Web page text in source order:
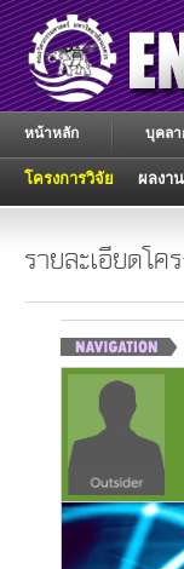
หน้าหลัก บุคลา
โครงการวิจัย ผลงา
รายละเอียดโค